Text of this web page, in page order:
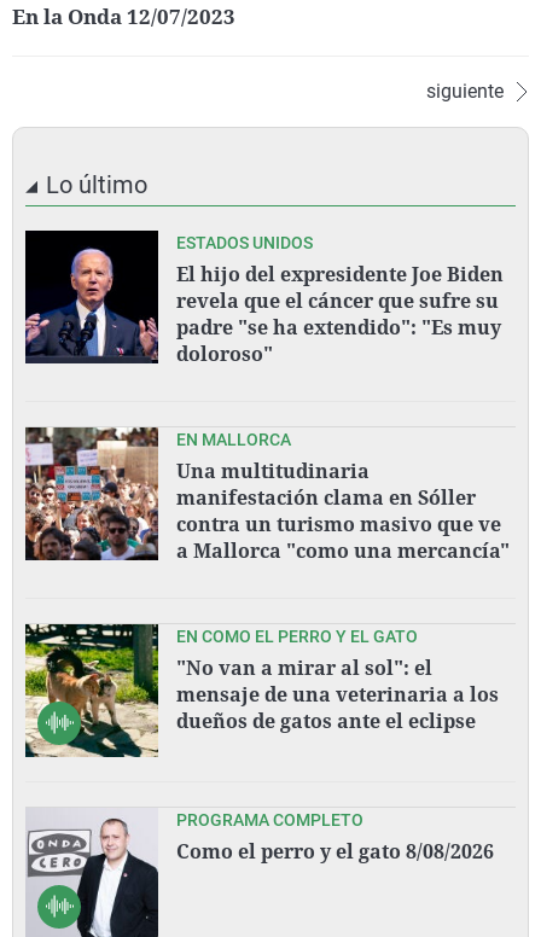
En la Onda 12/07/2023
siguiente
Lo último
ESTADOS UNIDOS
El hijo del expresidente Joe Biden
revela que el cáncer que sufre su
padre "se ha extendido": "Es muy
doloroso"
EN MALLORCA
Una multitudinaria
manifestación clama en Sóller
contra un turismo masivo que ve
a Mallorca "como una mercancía"
EN COMO EL PERRO Y EL GATO
"No van a mirar al sol": el
mensaje de una veterinaria a los
dueños de gatos ante el eclipse
PROGRAMA COMPLETO
Como el perro y el gato 8/08/2026